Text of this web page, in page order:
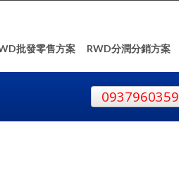
批發零售方案 RWD分潤分銷方案
0937960359